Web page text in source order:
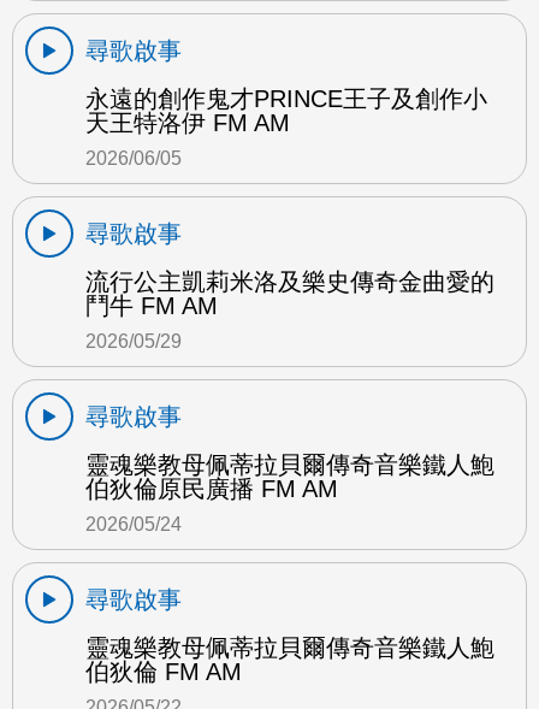
尋歌啟事
永遠的創作鬼才PRINCE王子及創作小
天王特洛伊 FM AM
2026/06/05
尋歌啟事
流行公主凱莉米洛及樂史傳奇金曲愛的
鬥牛 FM AM
2026/05/29
尋歌啟事
靈魂樂教母佩蒂拉貝爾傳奇音樂鐵人鮑
伯狄倫原民廣播 FM AM
2026/05/24
尋歌啟事
靈魂樂教母佩蒂拉貝爾傳奇音樂鐵人鮑
伯狄倫 FM AM